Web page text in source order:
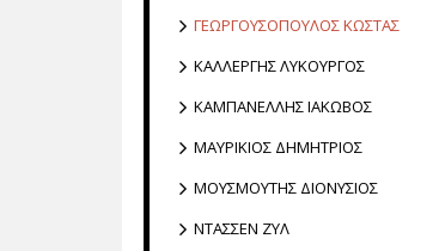
ΓΕΩΡΓΟΥΣΟΠΟΥΛΟΣ ΚΩΣΤΑΣ
ΚΑΛΛΕΡΓΗΣ ΛΥΚΟΥΡΓΟΣ
ΚΑΜΠΑΝΕΛΛΗΣ ΙΑΚΩΒΟΣ
ΜΑΥΡΙΚΙΟΣ ΔΗΜΗΤΡΙΟΣ
ΜΟΥΣΜΟΥΤΗΣ ΔΙΟΝΥΣΙΟΣ
ΝΤΑΣΣΕΝ ΖΥΛ